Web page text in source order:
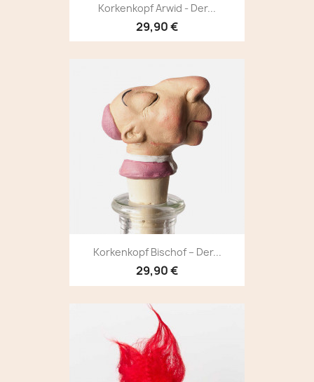
Korkenkopf Arwid - Der...
29,90 €
Korkenkopf Bischof – Der...
29,90 €